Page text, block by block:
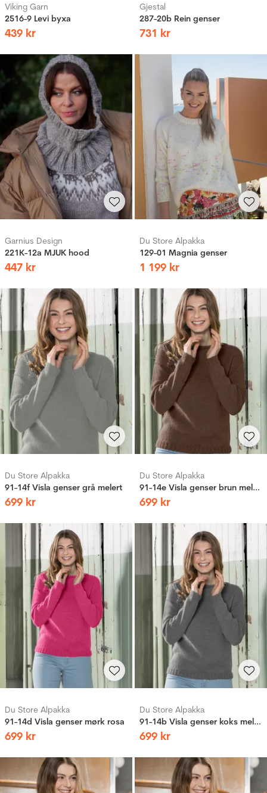
Viking Garn
2516-9 Levi byxa
439 kr
Gjestal
287-20b Rein genser
731 kr
Garnius Design
221K-12a MJUK hood
447 kr
Du Store Alpakka
129-01 Magnia genser
1 199 kr
Du Store Alpakka
91-14f Visla genser grå melert
699 kr
Du Store Alpakka
91-14e Visla genser brun melert
699 kr
Du Store Alpakka
91-14d Visla genser mørk rosa
699 kr
Du Store Alpakka
91-14b Visla genser koks melert
699 kr